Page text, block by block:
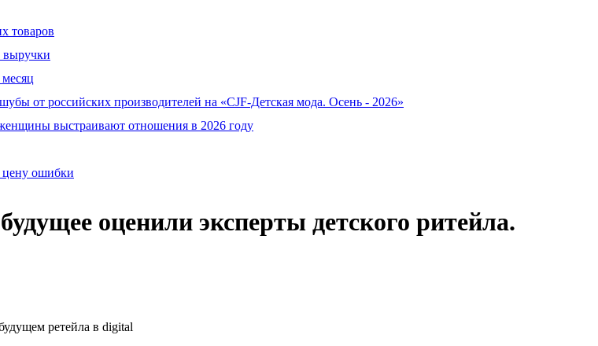
товаров
выручки
от российских производителей на «CJF-Детская мода. Осень - 2026»
выстраивают отношения в 2026 году
цену ошибки
оценили эксперты детского ритейла.
ретейла в digital